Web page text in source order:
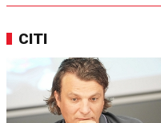
CITI